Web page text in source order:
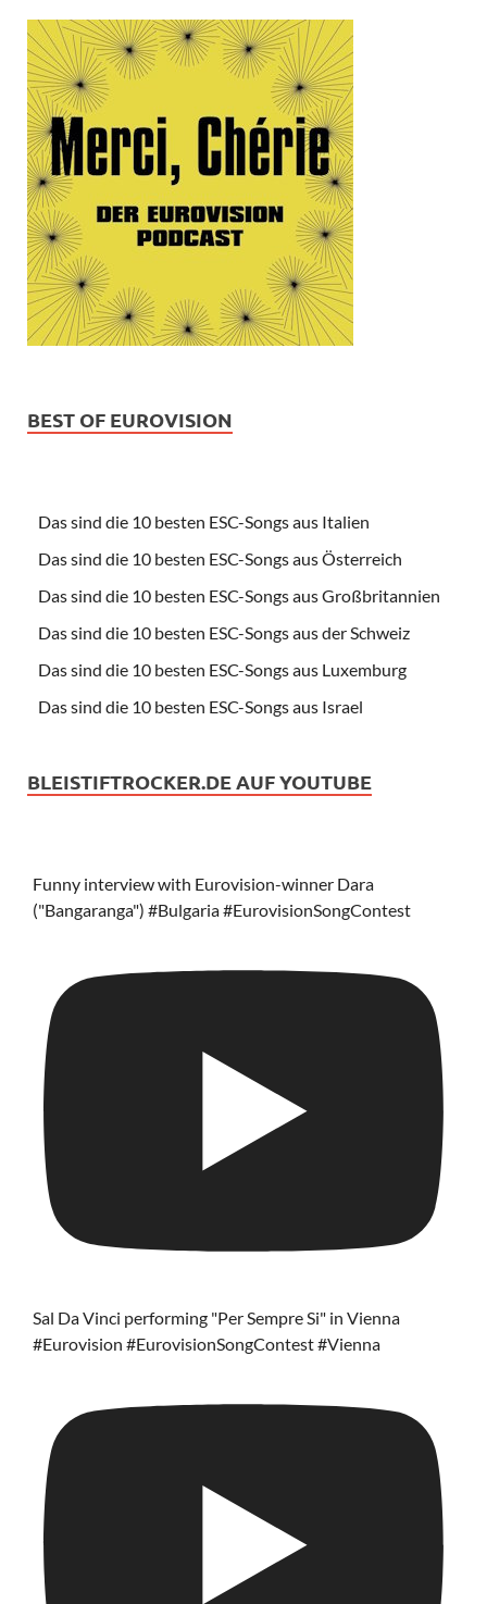
BEST OF EUROVISION
Das sind die 10 besten ESC-Songs aus Italien
Das sind die 10 besten ESC-Songs aus Österreich
Das sind die 10 besten ESC-Songs aus Großbritannien
Das sind die 10 besten ESC-Songs aus der Schweiz
Das sind die 10 besten ESC-Songs aus Luxemburg
Das sind die 10 besten ESC-Songs aus Israel
BLEISTIFTROCKER.DE AUF YOUTUBE
Funny interview with Eurovision-winner Dara
("Bangaranga") #Bulgaria #EurovisionSongContest
Sal Da Vinci performing "Per Sempre Si" in Vienna
#Eurovision #EurovisionSongContest #Vienna